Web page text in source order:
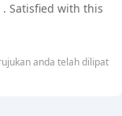
Satisfied with this
anda telah dilipat